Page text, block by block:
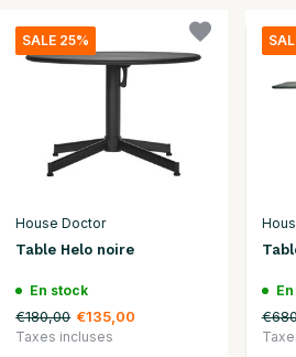
SALE 25%
House Doctor
Table Helo noire
En stock
€180,00 €135,00
Taxes incluses